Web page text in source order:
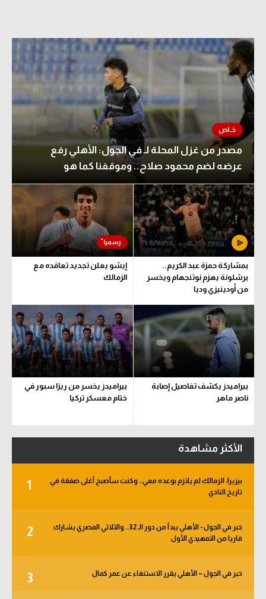
مصدر من غزل المحلة لـ في الجول: الأهلي رفع
عرضه لضم محمود صلاح.. وموقفنا كما هو
بمشاركة حمزة عبد الكريم..
برشلونة يهزم نوتنجهام ويخسر
من أودينيزي وديا
إيشو يعلن تجديد تعاقده مع
الزمالك
بيراميدز يكشف تفاصيل إصابة
ناصر ماهر
بيراميدز يخسر من ريزا سبور في
ختام معسكر تركيا
الأكثر مشاهدة
1
بيزيرا: الزمالك لم يلتزم بوعده معي.. وكنت سأصبح أغلى صفقة في
تاريخ النادي
2
خبر في الجول - الأهلي يبدأ من دور الـ 32.. والثلاثي المصري يشارك
قاريا من التمهيدي الأول
3 خبر في الجول – الأهلي يقرر الاستنغاء عن عمر كمال